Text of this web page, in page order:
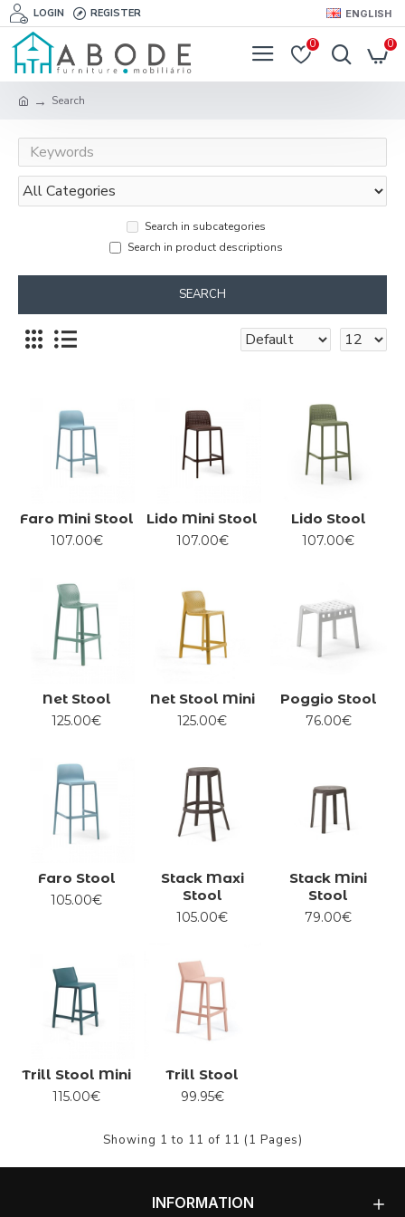
LOGIN REGISTER ENGLISH
0 0
Search
Search in subcategories
Search in product descriptions
SEARCH
Faro Mini Stool
107.00€
Lido Mini Stool
107.00€
Lido Stool
107.00€
Net Stool
125.00€
Net Stool Mini
125.00€
Poggio Stool
76.00€
Faro Stool
105.00€
Stack Maxi
Stool
105.00€
Stack Mini
Stool
79.00€
Trill Stool Mini
115.00€
Trill Stool
99.95€
Showing 1 to 11 of 11 (1 Pages)
INFORMATION